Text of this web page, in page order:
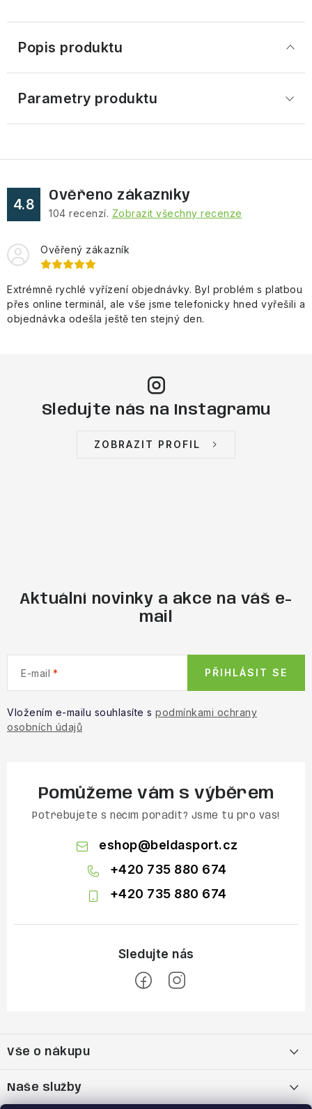
Popis produktu
Parametry produktu
4.8
Ověřeno zákazníky
104 recenzí. Zobrazit všechny recenze
Ověřený zákazník
Extrémně rychlé vyřízení objednávky. Byl problém s platbou
přes online terminál, ale vše jsme telefonicky hned vyřešili a
objednávka odešla ještě ten stejný den.
Sledujte nás na Instagramu
ZOBRAZIT PROFIL
Aktuální novinky a akce na váš e-
mail
E-mail
Vložením e-mailu souhlasíte s podmínkami ochrany
osobních údajů
PŘIHLÁSIT SE
Pomůžeme vám s výběrem
Potřebujete s něčím poradit? Jsme tu pro vás!
eshop@beldasport.cz
+420 735 880 674
+420 735 880 674
p
t
Vše o nákupu
Naše služby